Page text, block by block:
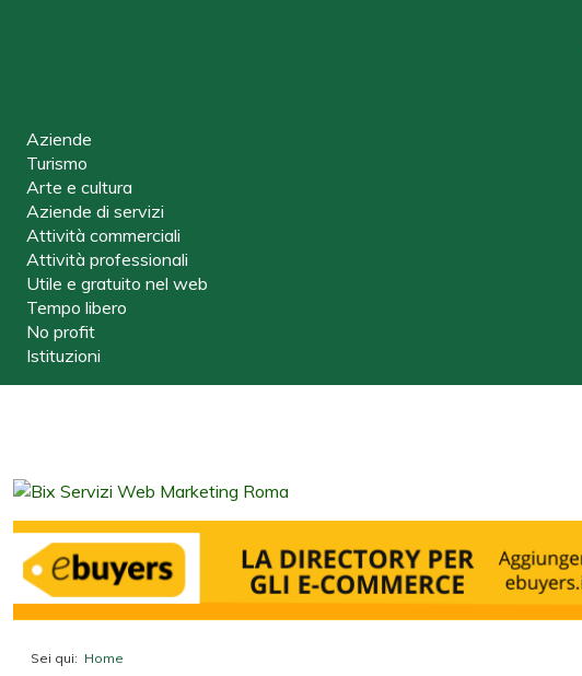
Aziende
Turismo
Arte e cultura
Aziende di servizi
Attività commerciali
Attività professionali
Utile e gratuito nel web
Tempo libero
No profit
Istituzioni
Sei qui: Home